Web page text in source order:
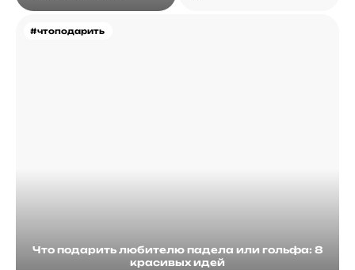
#чтоподарить
Что подарить любителю падела или гольфа: 8
красивых идей